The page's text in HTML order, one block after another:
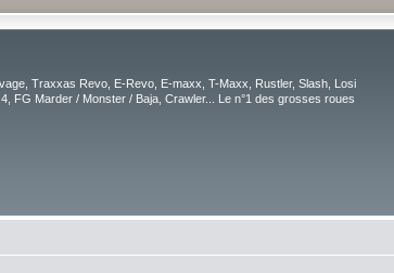
Traxxas Revo, E-Revo, E-maxx, T-Maxx, Rustler, Slash, Losi
FG Marder / Monster / Baja, Crawler... Le n°1 des grosses roues